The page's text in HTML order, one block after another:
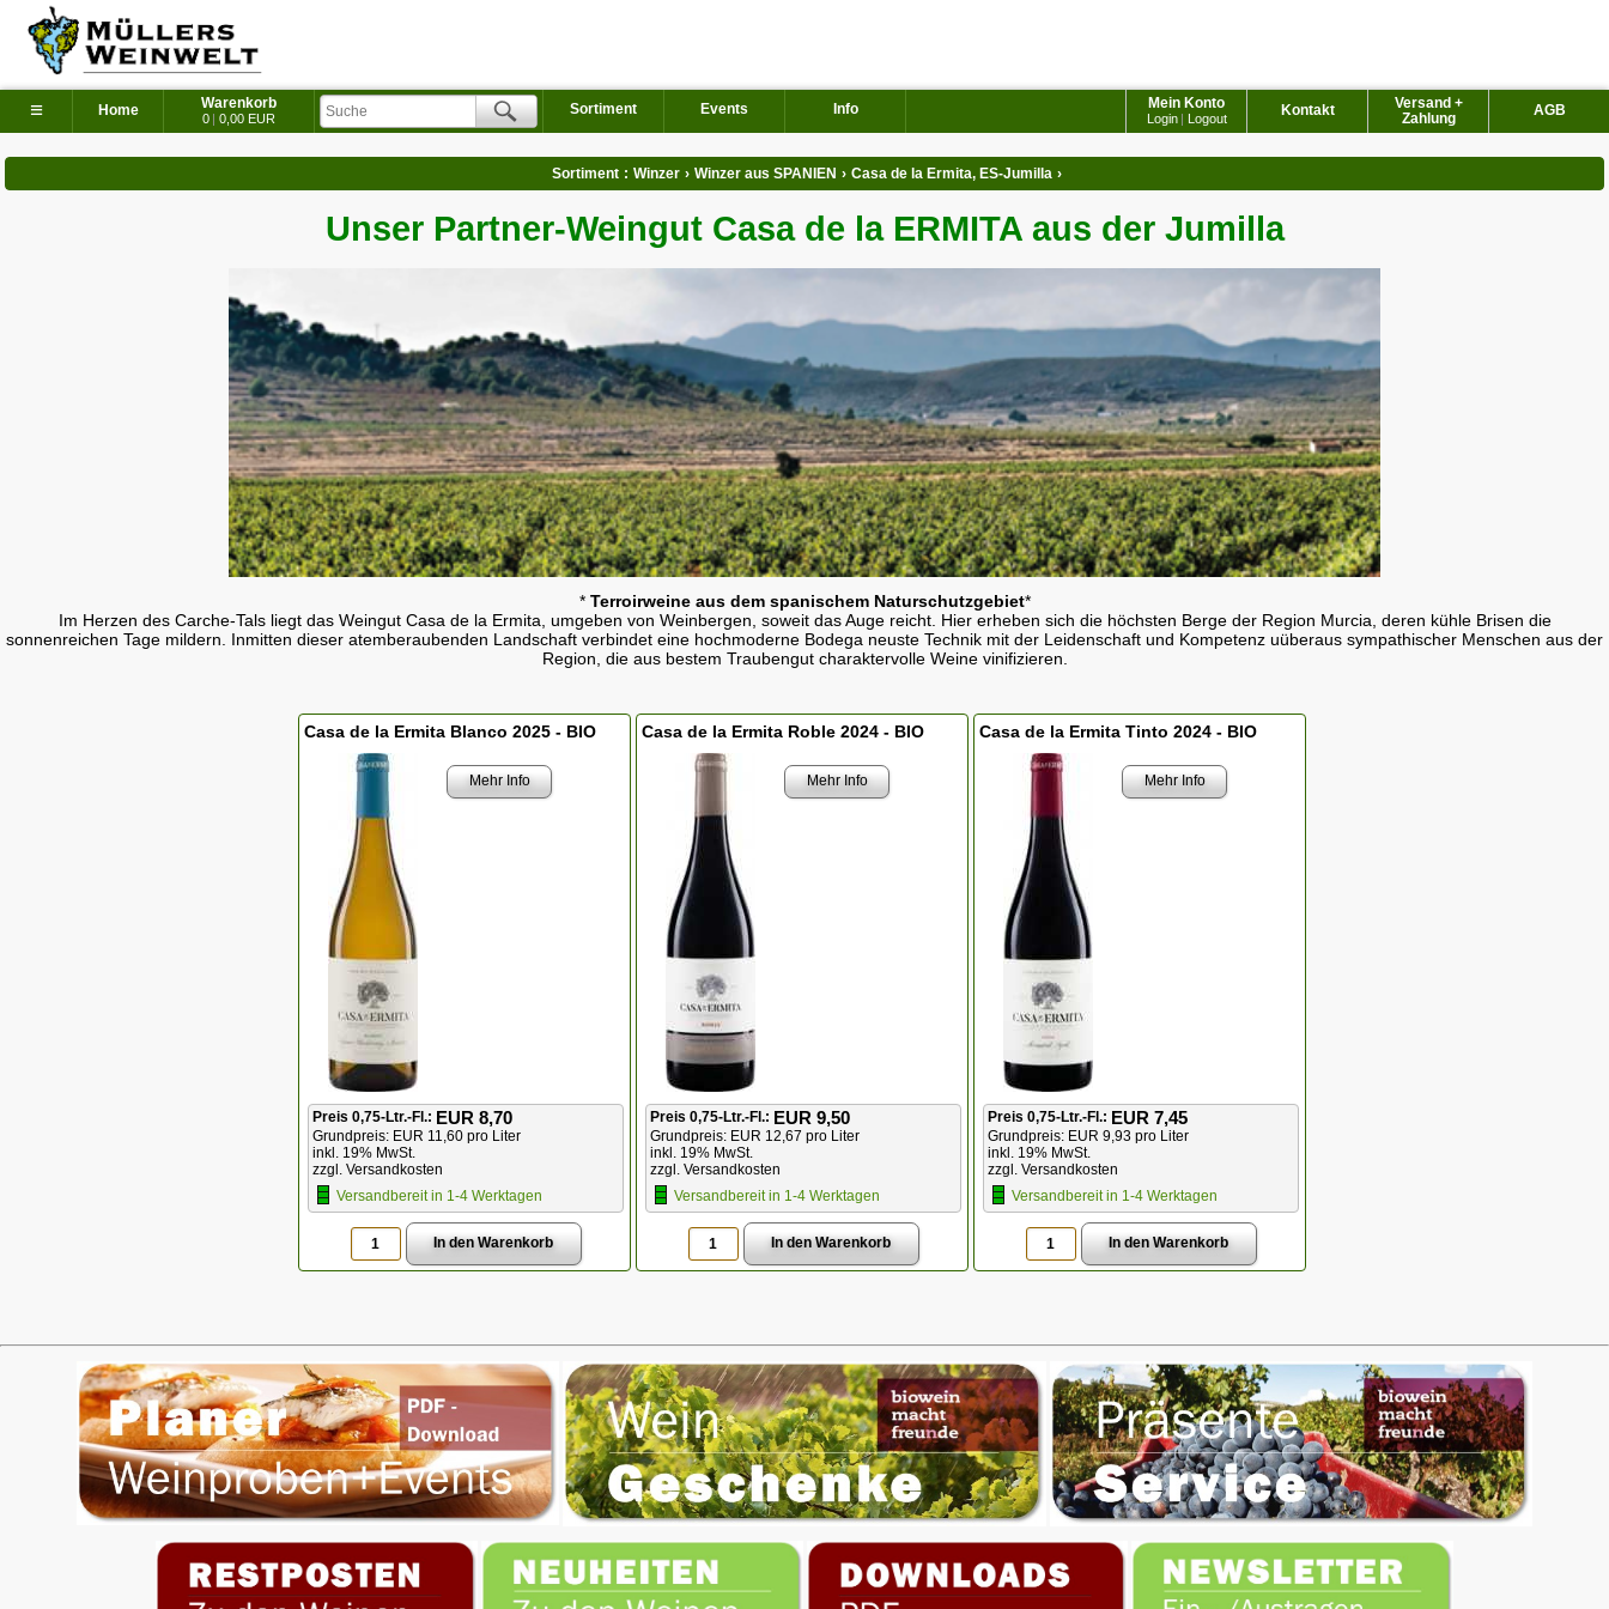
≡ Home Warenkorb
0 | 0,00 EUR
Sortiment Events Info AGB
Versand +
Zahlung
Kontakt
Mein Konto
Login | Logout
Sortiment : Winzer › Winzer aus SPANIEN › Casa de la Ermita, ES-Jumilla ›
Unser Partner-Weingut Casa de la ERMITA aus der Jumilla
* Terroirweine aus dem spanischem Naturschutzgebiet*
Im Herzen des Carche-Tals liegt das Weingut Casa de la Ermita, umgeben von Weinbergen, soweit das Auge reicht. Hier erheben sich die höchsten Berge der Region Murcia, deren kühle Brisen die
sonnenreichen Tage mildern. Inmitten dieser atemberaubenden Landschaft verbindet eine hochmoderne Bodega neuste Technik mit der Leidenschaft und Kompetenz uüberaus sympathischer Menschen aus der
Region, die aus bestem Traubengut charaktervolle Weine vinifizieren.
Casa de la Ermita Blanco 2025 - BIO
Mehr Info
Preis 0,75-Ltr.-Fl.: EUR 8,70
Grundpreis: EUR 11,60 pro Liter
inkl. 19% MwSt.
zzgl. Versandkosten
Versandbereit in 1-4 Werktagen
Casa de la Ermita Roble 2024 - BIO
Mehr Info
Preis 0,75-Ltr.-Fl.: EUR 9,50
Grundpreis: EUR 12,67 pro Liter
inkl. 19% MwSt.
zzgl. Versandkosten
Versandbereit in 1-4 Werktagen
Casa de la Ermita Tinto 2024 - BIO
Mehr Info
Preis 0,75-Ltr.-Fl.: EUR 7,45
Grundpreis: EUR 9,93 pro Liter
inkl. 19% MwSt.
zzgl. Versandkosten
Versandbereit in 1-4 Werktagen